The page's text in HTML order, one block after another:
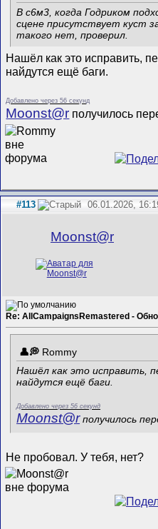
В с6м3, когда Годриком
сцене присутствует куст
такого нет, проверил.
Нашёл как это исправить,
найдутся ещё баги.
Добавлено через 56 секунд
Mооnst@r получилось
#113 06.01.2026,
Mооnst@r
Re: AllCampaignsRemastered -
Rommy
Нашёл как это исправить,
найдутся ещё баги.
Добавлено через 56 секунд
Mооnst@rполучилось
Не пробовал. У тебя, нет?